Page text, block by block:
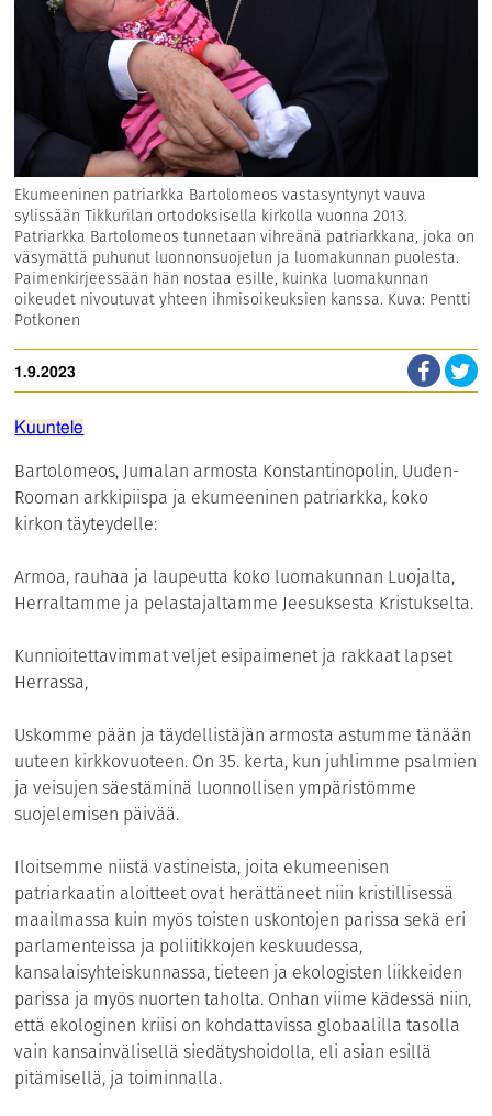
Ekumeeninen patriarkka Bartolomeos vastasyntynyt vauva
sylissään Tikkurilan ortodoksisella kirkolla vuonna 2013.
Patriarkka Bartolomeos tunnetaan vihreänä patriarkkana, joka on
väsymättä puhunut luonnonsuojelun ja luomakunnan puolesta.
Paimenkirjeessään hän nostaa esille, kuinka luomakunnan
oikeudet nivoutuvat yhteen ihmisoikeuksien kanssa. Kuva: Pentti
Potkonen
1.9.2023
Kuuntele
Bartolomeos, Jumalan armosta Konstantinopolin, Uuden-
Rooman arkkipiispa ja ekumeeninen patriarkka, koko
kirkon täyteydelle:
Armoa, rauhaa ja laupeutta koko luomakunnan Luojalta,
Herraltamme ja pelastajaltamme Jeesuksesta Kristukselta.
Kunnioitettavimmat veljet esipaimenet ja rakkaat lapset
Herrassa,
Uskomme pään ja täydellistäjän armosta astumme tänään
uuteen kirkkovuoteen. On 35. kerta, kun juhlimme psalmien
ja veisujen säestäminä luonnollisen ympäristömme
suojelemisen päivää.
Iloitsemme niistä vastineista, joita ekumeenisen
patriarkaatin aloitteet ovat herättäneet niin kristillisessä
maailmassa kuin myös toisten uskontojen parissa sekä eri
parlamenteissa ja poliitikkojen keskuudessa,
kansalaisyhteiskunnassa, tieteen ja ekologisten liikkeiden
parissa ja myös nuorten taholta. Onhan viime kädessä niin,
että ekologinen kriisi on kohdattavissa globaalilla tasolla
vain kansainvälisellä siedätyshoidolla, eli asian esillä
pitämisellä, ja toiminnalla.